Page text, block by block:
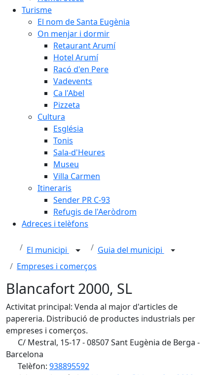
Turisme
El nom de Santa Eugènia
On menjar i dormir
Retaurant Arumí
Hotel Arumí
Racó d'en Pere
Vadevents
Ca l'Abel
Pizzeta
Cultura
Església
Tonis
Sala-d'Heures
Museu
Villa Carmen
Itineraris
Sender PR C-93
Refugis de l'Aeròdrom
Adreces i telèfons
El municipi
Guia del municipi
Empreses i comerços
Blancafort 2000, SL
Activitat principal: Venda al major d'articles de
papereria. Distribució de productes industrials per
empreses i comerços.
C/ Mestral, 15-17 - 08507 Sant Eugènia de Berga -
Barcelona
Telèfon: 938895592